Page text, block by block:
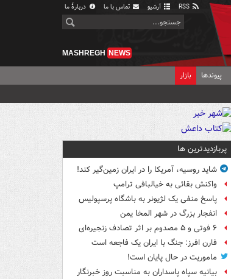
آرشیو تماس با ما دربارهٔ ما
MASHREGH NEWS
پیوندها بازار
پربازدیدترین ها
شاید روسیه، آمریکا را در ایران زمین‌گیر کند!
واکنش بقائی به خیالبافی ترامپ
پاسخ منفی یک لژیونر به باشگاه پرسپولیس
انفجار بزرگ در شهر المخا یمن
۶ فوتی و ۵ مصدوم بر اثر تصادف زنجیره‌ای
فارن افرز: جنگ با ایران یک فاجعه است
ماموریت در حال پایان است!
بیانیه سپاه پاسداران به مناسبت روز خبرنگار